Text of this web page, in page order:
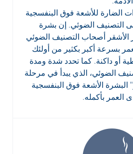
الضارة للأشعة فوق البنفسجية
التصنيف الضوئي. إن بشرة
أصحاب التصنيف الضوئي
بسرعة أكبر بكثير من أولئك
أو داكنة. كما تحدد شدة ومدة
الضوئي، الذي يبدأ في مرحلة
البشرة الأشعة فوق البنفسجية
العمر بأكمله.